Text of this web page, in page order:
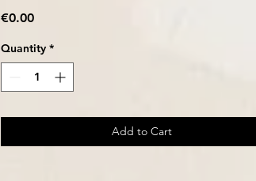
€0.00Price
Quantity *
Add to Cart